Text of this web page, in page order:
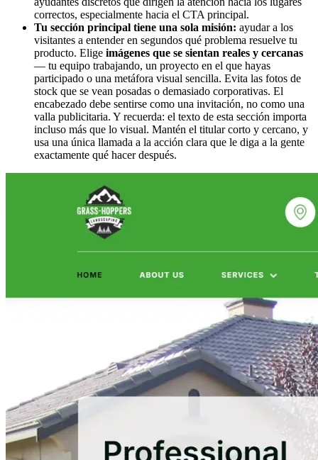
correctos, especialmente hacia el CTA principal.
Tu sección principal tiene una sola misión: ayudar a los
visitantes a entender en segundos qué problema resuelve tu
producto. Elige imágenes que se sientan reales y cercanas
— tu equipo trabajando, un proyecto en el que hayas
participado o una metáfora visual sencilla. Evita las fotos de
stock que se vean posadas o demasiado corporativas. El
encabezado debe sentirse como una invitación, no como una
valla publicitaria. Y recuerda: el texto de esta sección importa
incluso más que lo visual. Mantén el titular corto y cercano, y
usa una única llamada a la acción clara que le diga a la gente
exactamente qué hacer después.